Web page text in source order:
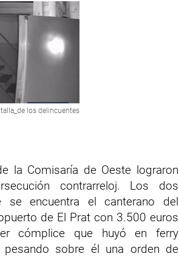
los delincuentes
la Comisaría de Oeste lograron
contrarreloj. Los dos
se encuentra el canterano del
de El Prat con 3.500 euros
cómplice que huyó en ferry
pesando sobre él una orden de